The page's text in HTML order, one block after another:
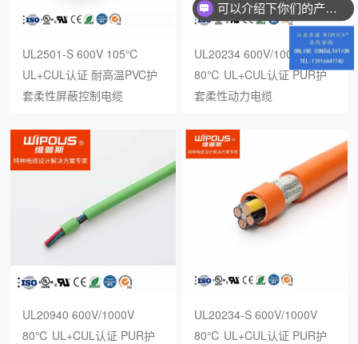
UL2501-S 600V 105℃
UL+CUL认证 耐高温PVC护
套柔性屏蔽控制电缆
UL20234 600V/1000V
80℃ UL+CUL认证 PUR护
套柔性动力电缆
UL20940 600V/1000V
80℃ UL+CUL认证 PUR护
UL20234-S 600V/1000V
80℃ UL+CUL认证 PUR护
可以介绍下你们的产品么？